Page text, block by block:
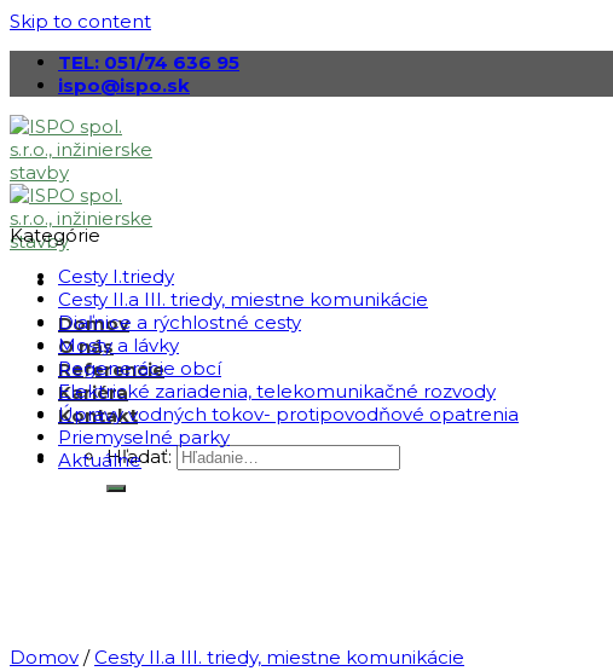
Skip to content
TEL: 051/74 636 95
ispo@ispo.sk
Domov
O nás
Referencie
Kariéra
Kontakt
Hľadať:
Kategórie
Cesty I.triedy
Cesty II.a III. triedy, miestne komunikácie
Diaľnice a rýchlostné cesty
Mosty a lávky
Regenerácie obcí
Elektrické zariadenia, telekomunikačné rozvody
Úpravy vodných tokov- protipovodňové opatrenia
Priemyselné parky
Aktuálne
Domov / Cesty II.a III. triedy, miestne komunikácie